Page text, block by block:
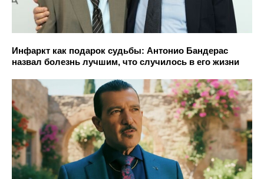
Инфаркт как подарок судьбы: Антонио Бандерас
назвал болезнь лучшим, что случилось в его жизни